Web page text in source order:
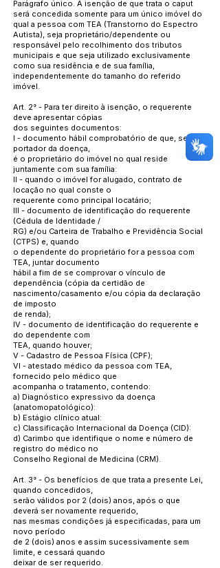
Parágrafo único. A isenção de que trata o caput
será concedida somente para um único imóvel do
qual a pessoa com TEA (Transtorno do Espectro
Autista), seja proprietário/dependente ou
responsável pelo recolhimento dos tributos
municipais e que seja utilizado exclusivamente
como sua residência e de sua família,
independentemente do tamanho do referido
imóvel.
Art. 2° - Para ter direito à isenção, o requerente
deve apresentar cópias
dos seguintes documentos:
I - documento hábil comprobatório de que, sendo
portador da doença,
é o proprietário do imóvel no qual reside
juntamente com sua família:
II - quando o imóvel for alugado, contrato de
locação no qual conste o
requerente como principal locatário;
III - documento de identificação do requerente
(Cédula de Identidade /
RG) e/ou Carteira de Trabalho e Previdência Social
(CTPS) e, quando
o dependente do proprietário for a pessoa com
TEA, juntar documento
hábil a fim de se comprovar o vínculo de
dependência (cópia da certidão de
nascimento/casamento e/ou cópia da declaração
de imposto
de renda);
IV - documento de identificação do requerente e
do dependente com
TEA, quando houver;
V - Cadastro de Pessoa Física (CPF);
VI - atestado médico da pessoa com TEA,
fornecido pelo médico que
acompanha o tratamento, contendo:
a) Diagnóstico expressivo da doença
(anatomopatológico):
b) Estágio clínico atual:
c) Classificação Internacional da Doença (CID):
d) Carimbo que identifique o nome e número de
registro do médico no
Conselho Regional de Medicina (CRM).
Art. 3° - Os benefícios de que trata a presente Lei,
quando concedidos,
serão válidos por 2 (dois) anos, após o que
deverá ser novamente requerido,
nas mesmas condições já especificadas, para um
novo período
de 2 (dois) anos e assim sucessivamente sem
limite, e cessará quando
deixar de ser requerido.